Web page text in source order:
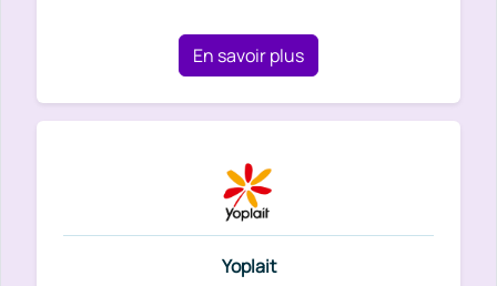
En savoir plus
Yoplait